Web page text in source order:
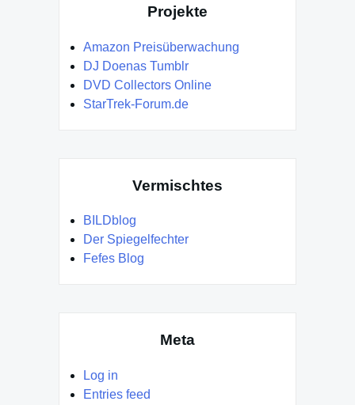
Projekte
Amazon Preisüberwachung
DJ Doenas Tumblr
DVD Collectors Online
StarTrek-Forum.de
Vermischtes
BILDblog
Der Spiegelfechter
Fefes Blog
Meta
Log in
Entries feed